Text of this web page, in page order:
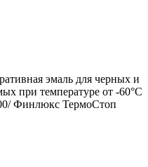
эмаль для черных и
при температуре от -60°С
Финлюкс ТермоСтоп